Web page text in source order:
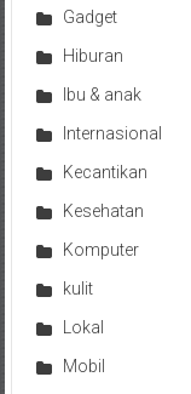
Gadget
Hiburan
Ibu & anak
Internasional
Kecantikan
Kesehatan
Komputer
kulit
Lokal
Mobil